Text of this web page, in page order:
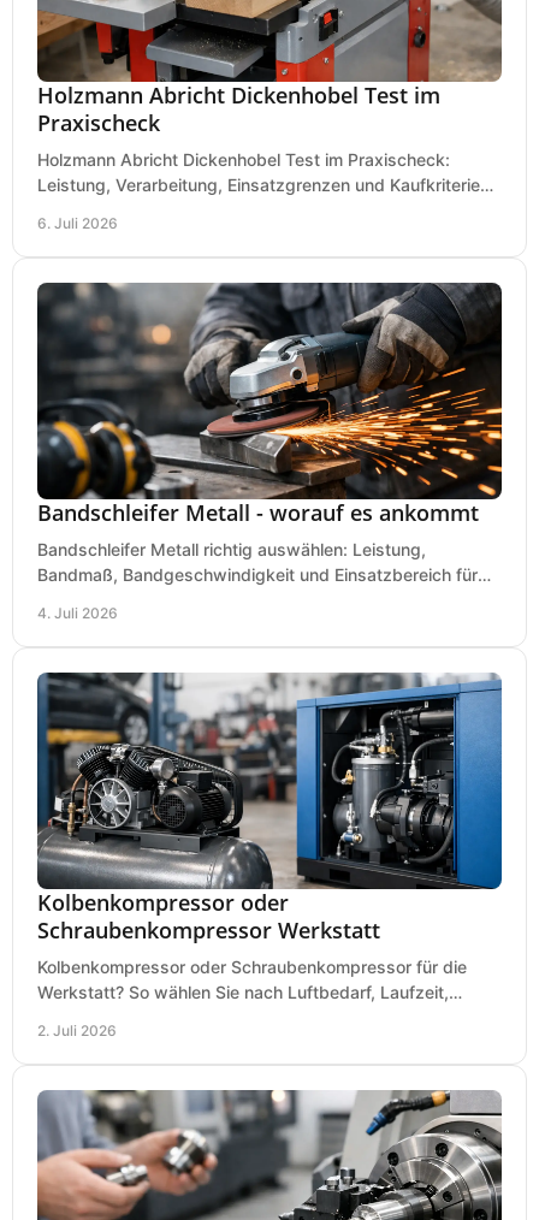
Holzmann Abricht Dickenhobel Test im
Praxischeck
Holzmann Abricht Dickenhobel Test im Praxischeck:
Leistung, Verarbeitung, Einsatzgrenzen und Kaufkriterien
6. Juli 2026
Bandschleifer Metall - worauf es ankommt
Bandschleifer Metall richtig auswählen: Leistung,
Bandmaß, Bandgeschwindigkeit und Einsatzbereich für
4. Juli 2026
Kolbenkompressor oder
Schraubenkompressor Werkstatt
Kolbenkompressor oder Schraubenkompressor für die
Werkstatt? So wählen Sie nach Luftbedarf, Laufzeit,
2. Juli 2026